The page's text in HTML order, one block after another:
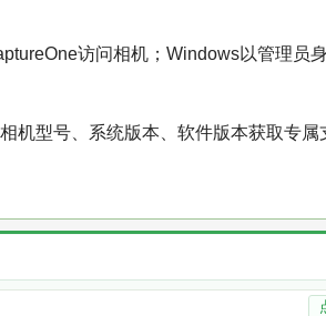
访问相机；Windows以管理员
机型号、系统版本、软件版本获取专属